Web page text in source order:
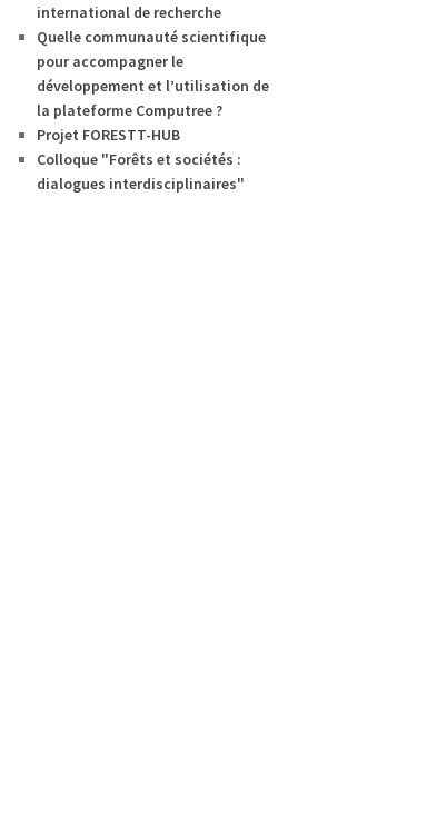
international de recherche
Quelle communauté scientifique
pour accompagner le
développement et l’utilisation de
la plateforme Computree ?
Projet FORESTT-HUB
Colloque "Forêts et sociétés :
dialogues interdisciplinaires"